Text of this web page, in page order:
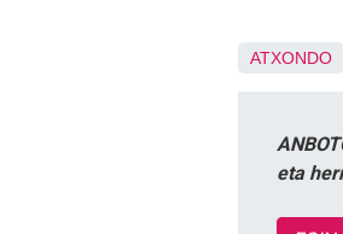
ATXONDO
eta